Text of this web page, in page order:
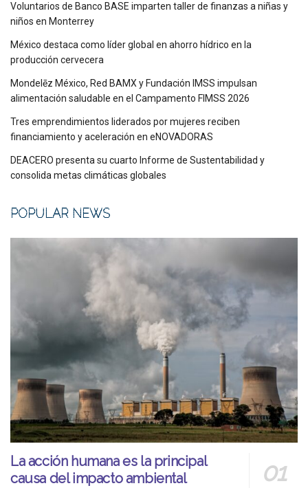
Voluntarios de Banco BASE imparten taller de finanzas a niñas y
niños en Monterrey
México destaca como líder global en ahorro hídrico en la
producción cervecera
Mondelēz México, Red BAMX y Fundación IMSS impulsan
alimentación saludable en el Campamento FIMSS 2026
Tres emprendimientos liderados por mujeres reciben
financiamiento y aceleración en eNOVADORAS
DEACERO presenta su cuarto Informe de Sustentabilidad y
consolida metas climáticas globales
POPULAR NEWS
La acción humana es la principal
causa del impacto ambiental